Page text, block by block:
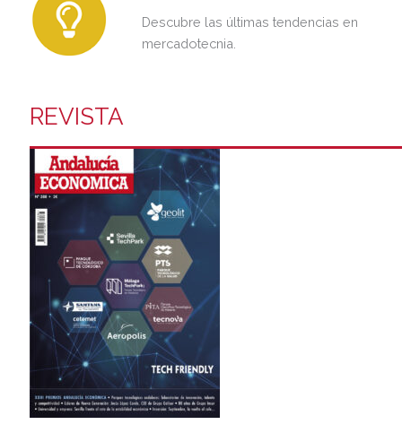
Descubre las últimas tendencias en
mercadotecnia.
REVISTA